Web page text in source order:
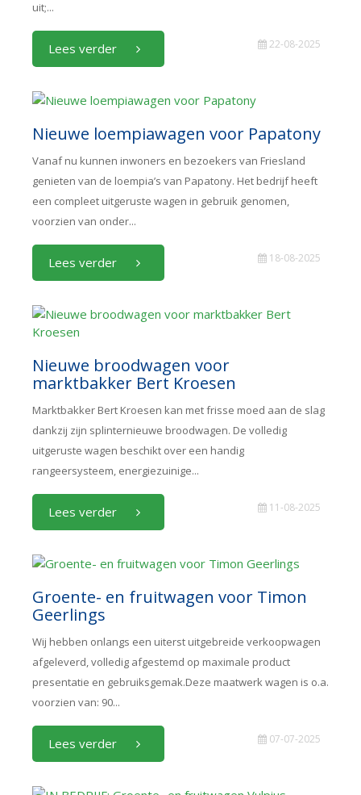
uit;...
Lees verder 22-08-2025
Nieuwe loempiawagen voor Papatony
Vanaf nu kunnen inwoners en bezoekers van Friesland
genieten van de loempia’s van Papatony. Het bedrijf heeft
een compleet uitgeruste wagen in gebruik genomen,
voorzien van onder...
Lees verder 18-08-2025
Nieuwe broodwagen voor
marktbakker Bert Kroesen
Marktbakker Bert Kroesen kan met frisse moed aan de slag
dankzij zijn splinternieuwe broodwagen. De volledig
uitgeruste wagen beschikt over een handig
rangeersysteem, energiezuinige...
Lees verder 11-08-2025
Groente- en fruitwagen voor Timon
Geerlings
Wij hebben onlangs een uiterst uitgebreide verkoopwagen
afgeleverd, volledig afgestemd op maximale product
presentatie en gebruiksgemak.Deze maatwerk wagen is o.a.
voorzien van: 90...
Lees verder 07-07-2025